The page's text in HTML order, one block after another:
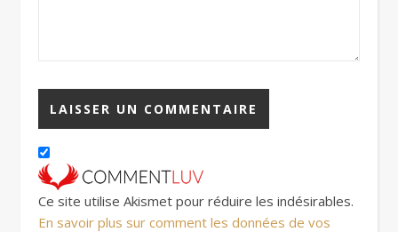
Ce site utilise Akismet pour réduire les indésirables.
En savoir plus sur comment les données de vos